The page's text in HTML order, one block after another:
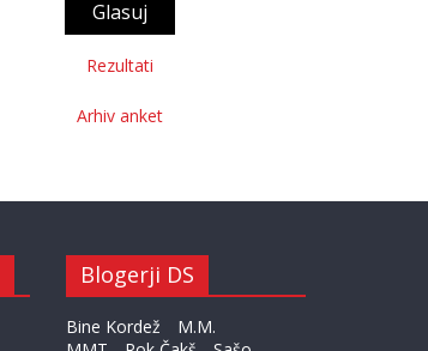
Rezultati
Arhiv anket
Blogerji DS
Bine Kordež
M.M.